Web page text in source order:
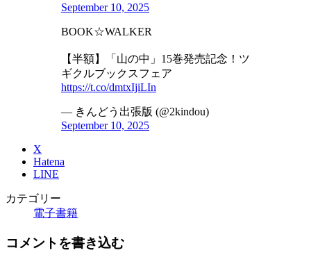
September 10, 2025
BOOK☆WALKER
【半額】「山の中」15巻発売記念！ツ
ギクルブックスフェア
https://t.co/dmtxIjiLIn
— きんどう出張版 (@2kindou)
September 10, 2025
X
Hatena
LINE
カテゴリー
電子書籍
コメントを書き込む